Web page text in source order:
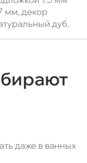
мм, декор
дуб.
даже в ванных